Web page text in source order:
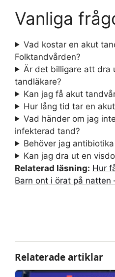
Vanliga
Vad kostar en akut
Folktandvården?
Är det billigare att dra
tandläkare?
Kan jag få akut
Hur lång tid tar en
Vad händer om jag
infekterad tand?
Behöver jag
Kan jag dra ut en
Relaterad läsning: Hur
Barn ont i örat på natten
Relaterade artiklar